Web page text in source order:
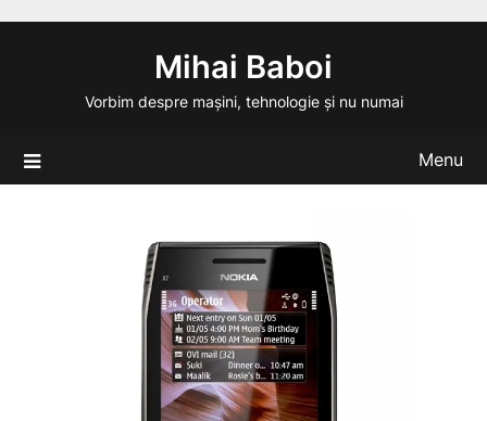
Mihai Baboi
Vorbim despre mașini, tehnologie și nu numai
Menu